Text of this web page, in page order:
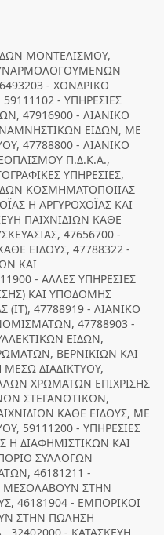
ΜΟΝΤΕΛΙΣΜΟΥ,
- ΧΟΝΔΡΙΚΟ
- ΥΠΗΡΕΣΙΕΣ
47916900 - ΛΙΑΝΙΚΟ
ΕΙΔΩΝ, ΜΕ
47788800 - ΛΙΑΝΙΚΟ
Π.Δ.Κ.Α.,
ΥΠΗΡΕΣΙΕΣ,
ΚΟΣΜΗΜΑΤΟΠΟΙΙΑΣ
Η ΑΡΓΥΡΟΧΟΪΑΣ ΚΑΙ
ΠΑΙΧΝΙΔΙΩΝ ΚΑΘΕ
47656700 -
ΕΙΔΟΥΣ, 47788322 -
ΚΑΙ
- ΑΛΛΕΣ ΥΠΗΡΕΣΙΕΣ
ΚΑΙ ΥΠΟΔΟΜΗΣ
47788919 - ΛΙΑΝΙΚΟ
47788903 -
ΕΙΔΩΝ,
ΒΕΡΝΙΚΙΩΝ ΚΑΙ
ΔΙΑΔΙΚΤΥΟΥ,
ΧΡΩΜΑΤΩΝ ΕΠΙΧΡΙΣΗΣ
ΣΤΕΓΑΝΩΤΙΚΩΝ,
ΚΑΘΕ ΕΙΔΟΥΣ, ΜΕ
59111200 - ΥΠΗΡΕΣΙΕΣ
Η ΔΙΑΦΗΜΙΣΤΙΚΩΝ ΚΑΙ
ΣΥΛΛΟΓΩΝ
46181211 -
ΜΕΣΟΛΑΒΟΥΝ ΣΤΗΝ
46181904 - ΕΜΠΟΡΙΚΟΙ
ΣΤΗΝ ΠΩΛΗΣΗ